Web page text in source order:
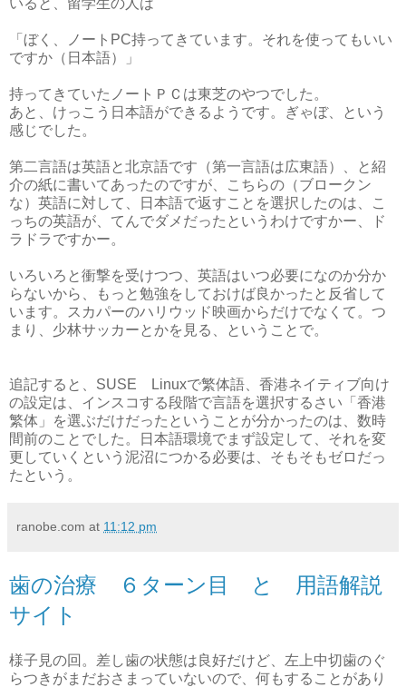
いると、留学生の人は
「ぼく、ノートPC持ってきています。それを使ってもいい
ですか（日本語）」
持ってきていたノートＰＣは東芝のやつでした。
あと、けっこう日本語ができるようです。ぎゃぼ、という
感じでした。
第二言語は英語と北京語です（第一言語は広東語）、と紹
介の紙に書いてあったのですが、こちらの（ブロークン
な）英語に対して、日本語で返すことを選択したのは、こ
っちの英語が、てんでダメだったというわけですかー、ド
ラドラですかー。
いろいろと衝撃を受けつつ、英語はいつ必要になのか分か
らないから、もっと勉強をしておけば良かったと反省して
います。スカパーのハリウッド映画からだけでなくて。つ
まり、少林サッカーとかを見る、ということで。
追記すると、SUSE Linuxで繁体語、香港ネイティブ向け
の設定は、インスコする段階で言語を選択するさい「香港
繁体」を選ぶだけだったということが分かったのは、数時
間前のことでした。日本語環境でまず設定して、それを変
更していくという泥沼につかる必要は、そもそもゼロだっ
たという。
ranobe.com at 11:12 pm
歯の治療 ６ターン目 と 用語解説
サイト
様子見の回。差し歯の状態は良好だけど、左上中切歯のぐ
らつきがまだおさまっていないので、何もすることがあり